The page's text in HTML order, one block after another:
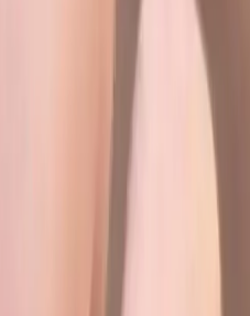
hem estetik hem de
tercih edebilir. Ayrıca uç
kullanım önerilir.